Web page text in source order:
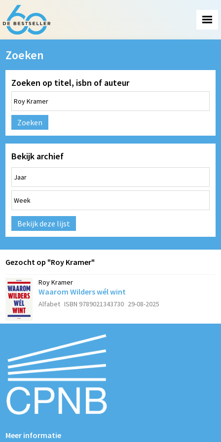
Zoeken
Zoeken op titel, isbn of auteur
Zoeken
Bekijk archief
Bekijk deze lijst
Gezocht op "Roy Kramer"
Roy Kramer
Waarom Wilders wél wint
Alfabet ISBN 9789021343730 29-08-2025
Meer informatie